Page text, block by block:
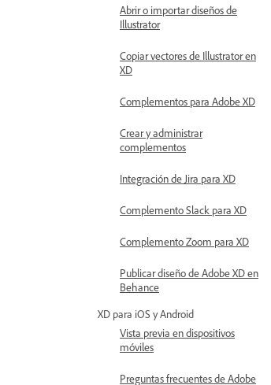
Abrir o importar diseños de
Illustrator
Copiar vectores de Illustrator en
XD
Complementos para Adobe XD
Crear y administrar
complementos
Integración de Jira para XD
Complemento Slack para XD
Complemento Zoom para XD
Publicar diseño de Adobe XD en
Behance
XD para iOS y Android
Vista previa en dispositivos
móviles
Preguntas frecuentes de Adobe